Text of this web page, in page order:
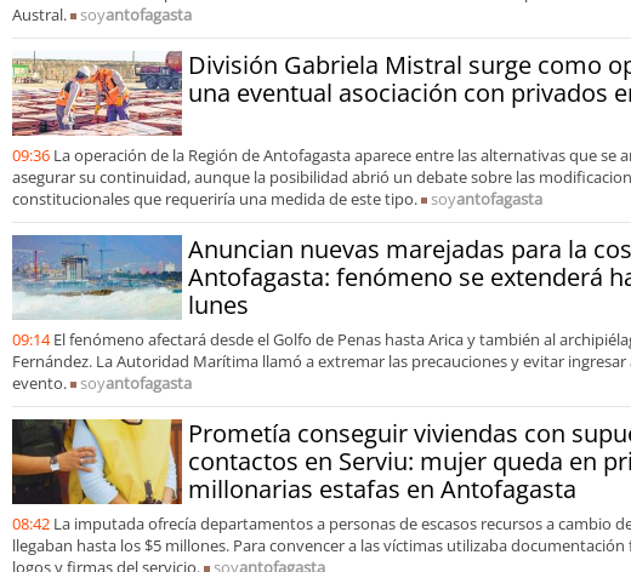
Austral.
soyantofagasta
División Gabriela Mistral surge como
una eventual asociación con privados
09:36 La operación de la Región de Antofagasta aparece entre las alternativas que se
asegurar su continuidad, aunque la posibilidad abrió un debate sobre las
constitucionales que requeriría una medida de este tipo.
soyantofagasta
Anuncian nuevas marejadas para la
Antofagasta: fenómeno se extenderá
lunes
09:14 El fenómeno afectará desde el Golfo de Penas hasta Arica y también al
Fernández. La Autoridad Marítima llamó a extremar las precauciones y evitar
evento.
soyantofagasta
Prometía conseguir viviendas con
contactos en Serviu: mujer queda en
millonarias estafas en Antofagasta
08:42 La imputada ofrecía departamentos a personas de escasos recursos a cambio
llegaban hasta los $5 millones. Para convencer a las víctimas utilizaba documentación
logos y firmas del servicio.
soyantofagasta